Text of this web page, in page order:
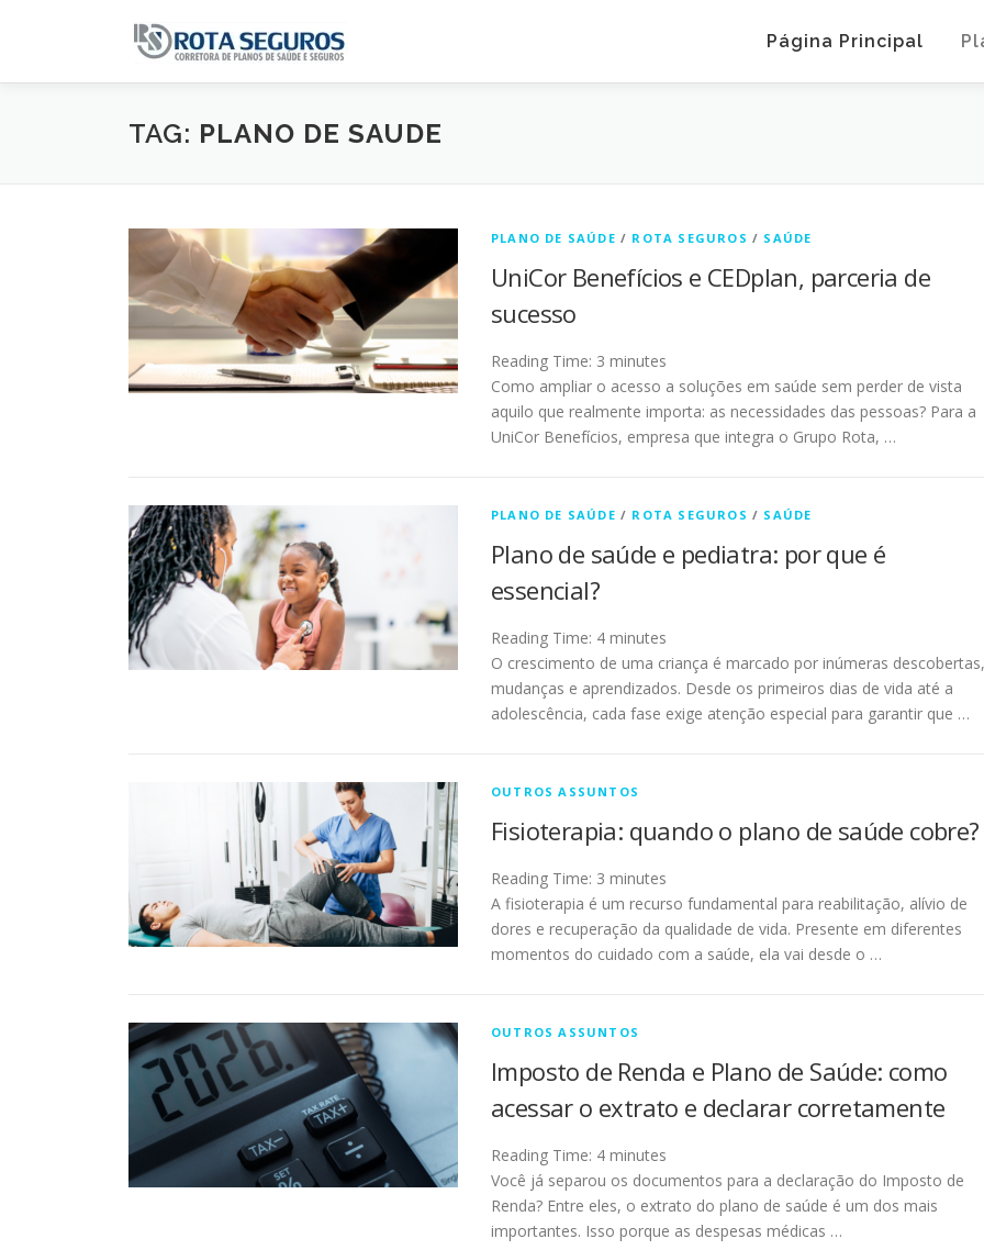
Página Principal
TAG: PLANO DE SAUDE
PLANO DE SAÚDE / ROTA SEGUROS / SAÚDE
UniCor Benefícios e CEDplan, parceria de
sucesso
Reading Time: 3 minutes
Como ampliar o acesso a soluções em saúde sem perder de vista
aquilo que realmente importa: as necessidades das pessoas? Para a
UniCor Benefícios, empresa que integra o Grupo Rota, …
PLANO DE SAÚDE / ROTA SEGUROS / SAÚDE
Plano de saúde e pediatra: por que é
essencial?
Reading Time: 4 minutes
O crescimento de uma criança é marcado por inúmeras descobertas,
mudanças e aprendizados. Desde os primeiros dias de vida até a
adolescência, cada fase exige atenção especial para garantir que …
OUTROS ASSUNTOS
Fisioterapia: quando o plano de saúde cobre?
Reading Time: 3 minutes
A fisioterapia é um recurso fundamental para reabilitação, alívio de
dores e recuperação da qualidade de vida. Presente em diferentes
momentos do cuidado com a saúde, ela vai desde o …
OUTROS ASSUNTOS
Imposto de Renda e Plano de Saúde: como
acessar o extrato e declarar corretamente
Reading Time: 4 minutes
Você já separou os documentos para a declaração do Imposto de
Renda? Entre eles, o extrato do plano de saúde é um dos mais
importantes. Isso porque as despesas médicas …